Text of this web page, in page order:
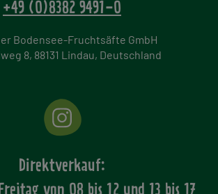
+49 (0)8382 9491-0
Bodensee-Fruchtsäfte GmbH
8, 88131 Lindau, Deutschland
Direktverkauf: